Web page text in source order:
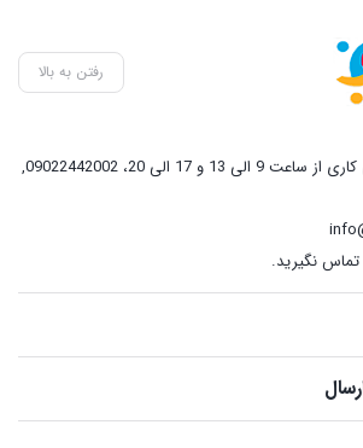
رفتن به بالا
17 الی 20، 09022442002
,
نگیرید.